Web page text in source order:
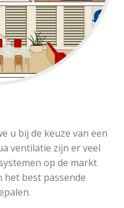
u bij de keuze van een
ventilatie zijn er veel
op de markt
best passende